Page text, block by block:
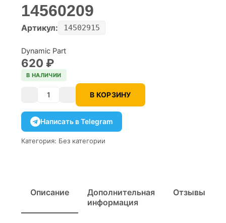
14560209
Артикул: 14502915
Dynamic Part
620 ₽
В НАЛИЧИИ
Количество В КОРЗИНУ
Написать в Telegram
Категория: Без категории
Описание
Дополнительная
информация
Отзывы